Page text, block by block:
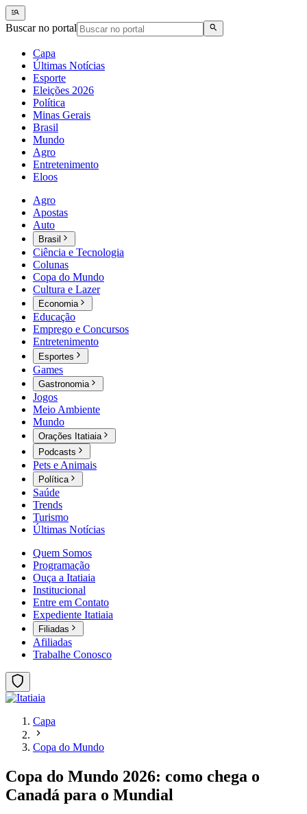
Buscar no portal
Capa
Últimas Notícias
Esporte
Eleições 2026
Política
Minas Gerais
Brasil
Mundo
Agro
Entretenimento
Eloos
Agro
Apostas
Auto
Brasil
Ciência e Tecnologia
Colunas
Copa do Mundo
Cultura e Lazer
Economia
Educação
Emprego e Concursos
Entretenimento
Esportes
Games
Gastronomia
Jogos
Meio Ambiente
Mundo
Orações Itatiaia
Podcasts
Pets e Animais
Política
Saúde
Trends
Turismo
Últimas Notícias
Quem Somos
Programação
Ouça a Itatiaia
Institucional
Entre em Contato
Expediente Itatiaia
Filiadas
Afiliadas
Trabalhe Conosco
Capa
Copa do Mundo
Copa do Mundo 2026: como chega o
Canadá para o Mundial